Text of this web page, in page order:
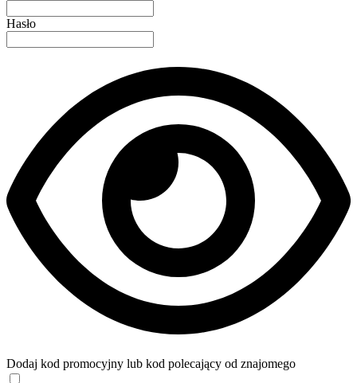
Hasło
Dodaj kod promocyjny lub kod polecający od znajomego